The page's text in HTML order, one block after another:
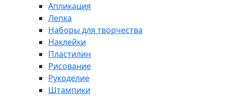
Апликация
Лепка
Наборы для творчества
Наклейки
Пластилин
Рисование
Рукоделие
Штампики